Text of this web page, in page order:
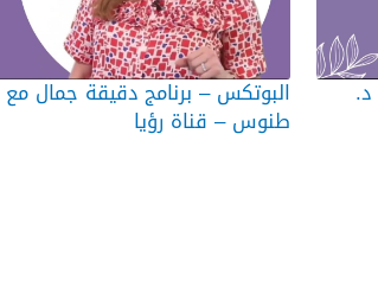
البوتكس – برنامج دقيقة جمال مع
طنوس – قناة رؤيا